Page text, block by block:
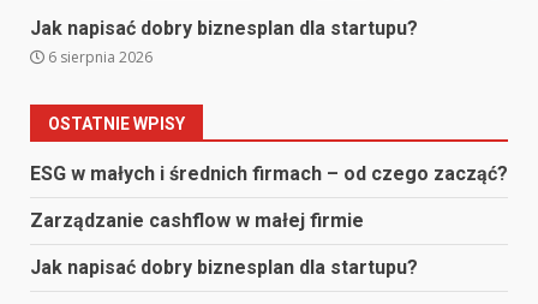
Jak napisać dobry biznesplan dla startupu?
6 sierpnia 2026
OSTATNIE WPISY
ESG w małych i średnich firmach – od czego zacząć?
Zarządzanie cashflow w małej firmie
Jak napisać dobry biznesplan dla startupu?